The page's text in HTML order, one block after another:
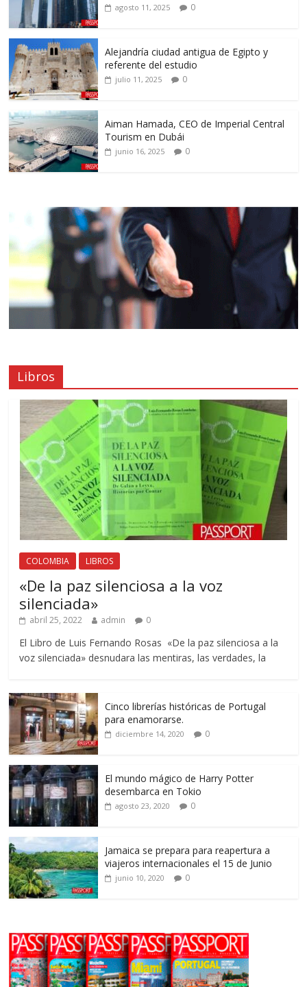
agosto 11, 2025 0
Alejandría ciudad antigua de Egipto y
referente del estudio
julio 11, 2025 0
Aiman Hamada, CEO de Imperial Central
Tourism en Dubái
junio 16, 2025 0
Libros
COLOMBIA LIBROS
«De la paz silenciosa a la voz
silenciada»
abril 25, 2022 admin 0
El Libro de Luis Fernando Rosas «De la paz silenciosa a la
voz silenciada» desnudara las mentiras, las verdades, la
Cinco librerías históricas de Portugal
para enamorarse.
diciembre 14, 2020 0
El mundo mágico de Harry Potter
desembarca en Tokio
agosto 23, 2020 0
Jamaica se prepara para reapertura a
viajeros internacionales el 15 de Junio
junio 10, 2020 0